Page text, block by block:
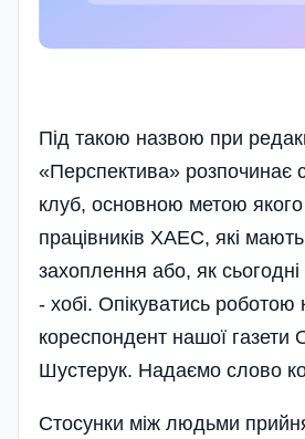
Під такою назвою при
«Перспектива» розпочинає
клуб, основною метою якого
працівників ХАЕС, які мають
захоплення або, як
- хобі. Опікуватись роботою
кореспондент нашої газети
Шустерук. Надаємо слово
Стосунки між людьми